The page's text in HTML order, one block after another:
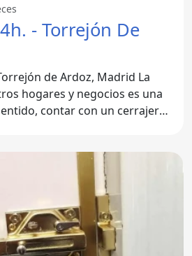
- Torrejón De
de Ardoz, Madrid La
hogares y negocios es una
contar con un cerrajero